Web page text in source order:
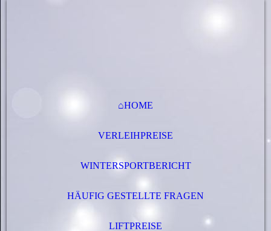
⌂HOME
VERLEIHPREISE
WINTERSPORTBERICHT
HÄUFIG GESTELLTE FRAGEN
LIFTPREISE